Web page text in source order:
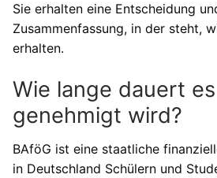
Sie erhalten eine Entscheidung
Zusammenfassung, in der steht,
erhalten.
Wie lange dauert
genehmigt wird?
BAföG ist eine staatliche
in Deutschland Schülern und